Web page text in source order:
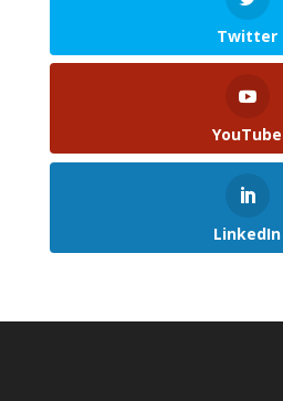
Twitter
YouTube
LinkedIn